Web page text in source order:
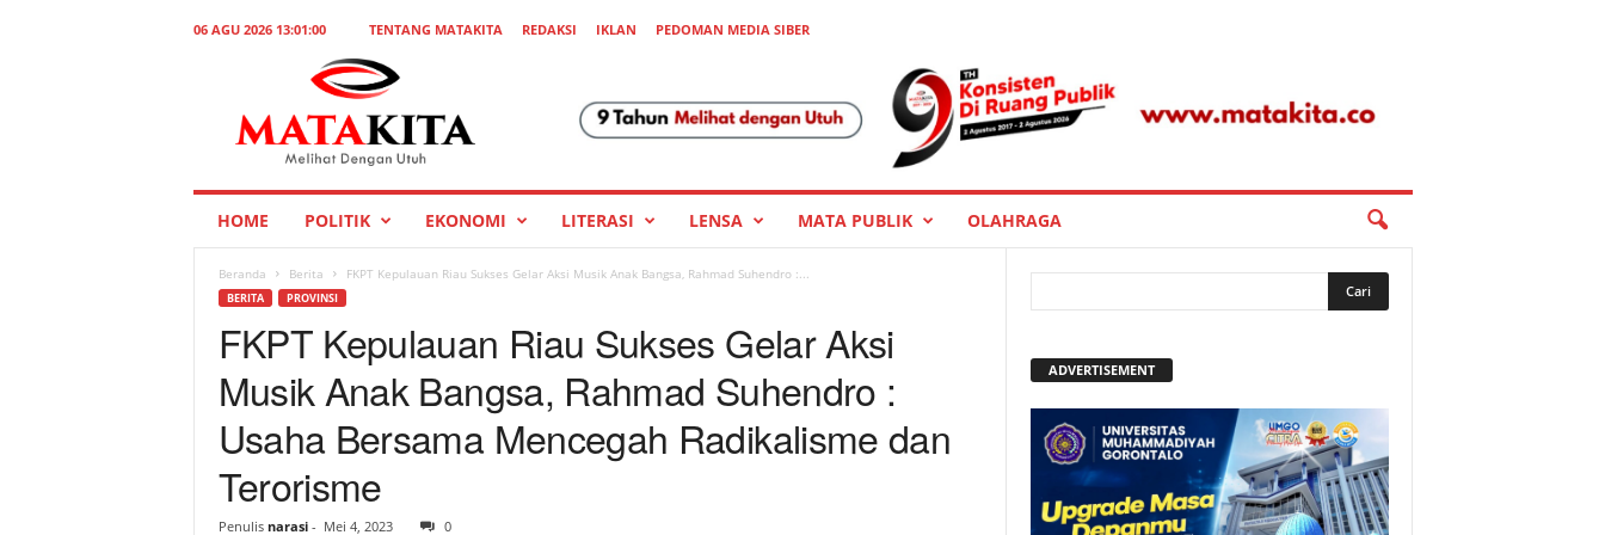
06 AGU 2026 13:01:00 TENTANG MATAKITA REDAKSI IKLAN
PEDOMAN MEDIA SIBER
HOME POLITIK EKONOMI LITERASI LENSA MATA PUBLIK OLAHRAGA
Beranda Berita FKPT Kepulauan Riau Sukses Gelar Aksi Musik Anak Bangsa, Rahmad Suhendro :...
BERITA PROVINSI
FKPT Kepulauan Riau Sukses Gelar Aksi
Musik Anak Bangsa, Rahmad Suhendro :
Usaha Bersama Mencegah Radikalisme dan
Terorisme
Penulis narasi- Mei 4, 2023 0
ADVERTISEMENT